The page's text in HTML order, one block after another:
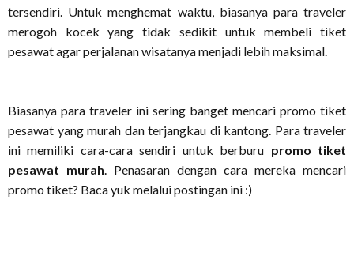
tersendiri. Untuk menghemat waktu, biasanya para traveler
merogoh kocek yang tidak sedikit untuk membeli tiket
pesawat agar perjalanan wisatanya menjadi lebih maksimal.
Biasanya para traveler ini sering banget mencari promo tiket
pesawat yang murah dan terjangkau di kantong. Para traveler
ini memiliki cara-cara sendiri untuk berburu promo tiket
pesawat murah. Penasaran dengan cara mereka mencari
promo tiket? Baca yuk melalui postingan ini :)